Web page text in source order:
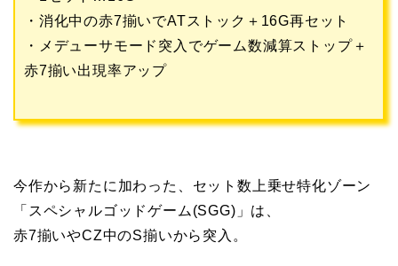
・消化中の赤7揃いでATストック＋16G再セット
・メデューサモード突入でゲーム数減算ストップ＋
赤7揃い出現率アップ
今作から新たに加わった、セット数上乗せ特化ゾーン
「スペシャルゴッドゲーム(SGG)」は、
赤7揃いやCZ中のS揃いから突入。